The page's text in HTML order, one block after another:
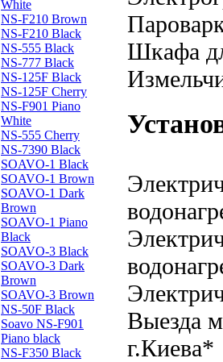
White
NS-F210 Brown
NS-F210 Black
NS-555 Black
NS-777 Black
NS-125F Black
NS-125F Cherry
NS-F901 Piano
White
NS-555 Cherry
NS-7390 Black
SOAVO-1 Black
SOAVO-1 Brown
SOAVO-1 Dark
Brown
SOAVO-1 Piano
Black
SOAVO-3 Black
SOAVO-3 Dark
Brown
SOAVO-3 Brown
NS-50F Black
Soavo NS-F901
Piano black
NS-F350 Black
Шкафа
Выезда
г.Киева*